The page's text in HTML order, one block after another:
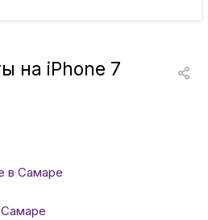
Умные кольца
Туризм и отдых
на iPhone 7
в Самаре